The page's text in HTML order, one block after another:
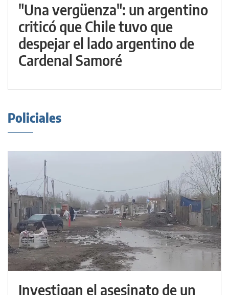
"Una vergüenza": un argentino
criticó que Chile tuvo que
despejar el lado argentino de
Cardenal Samoré
Policiales
Investigan el asesinato de un